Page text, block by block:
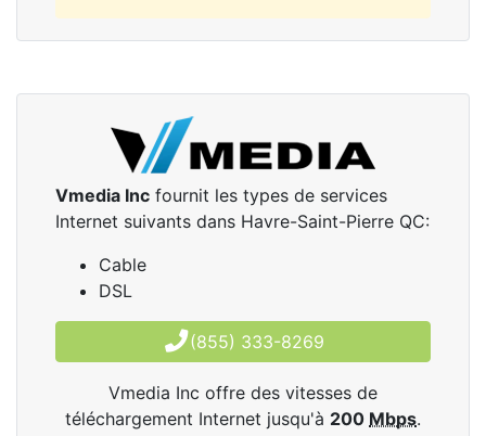
Vmedia Inc fournit les types de services
Internet suivants dans Havre-Saint-Pierre QC:
Cable
DSL
(855) 333-8269
Vmedia Inc offre des vitesses de
téléchargement Internet jusqu'à 200 Mbps.